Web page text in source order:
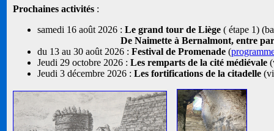
Prochaines activités :
samedi 16 août 2026 : Le grand tour de Liège ( étape 1)
De Naimette à Bernalmont, entre
du 13 au 30 août 2026 : Festival de Promenade (
Jeudi 29 octobre 2026 : Les remparts de la cité médiévale
Jeudi 3 décembre 2026 : Les fortifications de la citadelle